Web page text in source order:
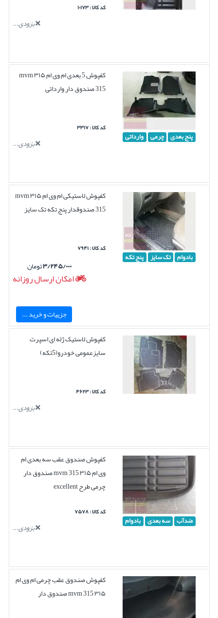
کد کالا : ۱۰۱۷۳
بزودی...
پنج بعدی چرمی وارداتی
کفپوش 5 بعدی ام وی ام ۳۱۵ mvm
315 صندوق دار وارداتی
کد کالا : ۳۳۱۷
بزودی...
بادوام تک سایز پنج تکه
کفپوش لاستیکی ام وی ام ۳۱۵ mvm
315 صندوقدار پنج تکه تک سایز
کد کالا : ۷۹۴۱
۳/۲۴۵/۰۰۰تومان
امکان ارسال روزانه
جزییات و خرید ...
کفپوش لاستیک ژله ای اسپرت
سایزعمومی خودرو(5تکه)
کد کالا : ۴۶۲۳
بزودی...
ضدآب سه بعدی بادوام
کفپوش صندوق عقب سه بعدی ام
وی ام ۳۱۵ mvm 315 صندوق دار
چرمی طرح excellent
کد کالا : ۷۵۷۸
بزودی...
کفپوش صندوق عقب چرمی ام وی ام
۳۱۵ mvm 315 صندوق دار